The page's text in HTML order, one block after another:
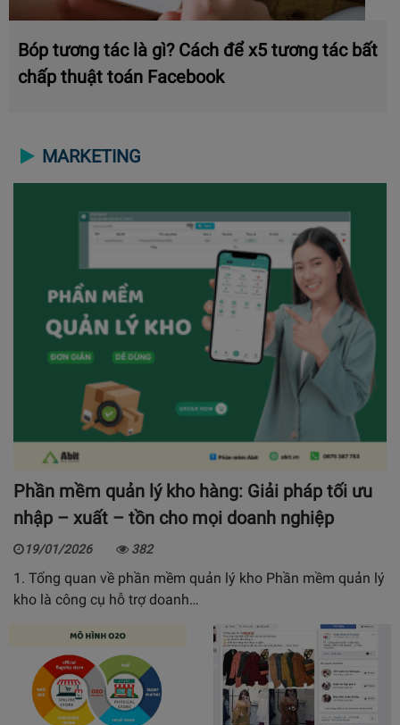
Bóp tương tác là gì? Cách để x5 tương tác bất
chấp thuật toán Facebook
MARKETING
Phần mềm quản lý kho hàng: Giải pháp tối ưu
nhập – xuất – tồn cho mọi doanh nghiệp
19/01/2026 382
1. Tổng quan về phần mềm quản lý kho Phần mềm quản lý
kho là công cụ hỗ trợ doanh…